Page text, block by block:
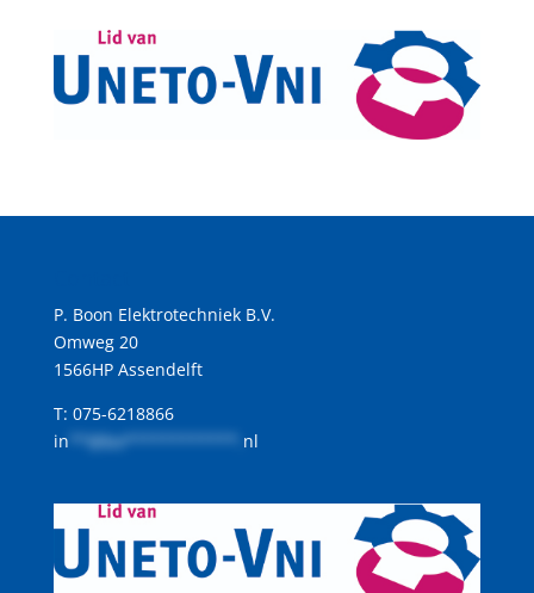
P. Boon Elektrotechniek B.V.
Omweg 20
1566HP Assendelft
T: 075-6218866
in **@bo************. nl